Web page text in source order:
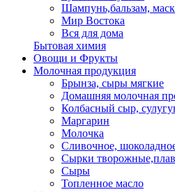
Шампунь,бальзам,
Мир Востока
Вся для дома
Бытовая химия
Овощи и Фрукты
Молочная продукция
Брынза, сыры мягкие
Домашняя молочная
Колбасный сыр,
Маргарин
Молочка
Сливочное,
Сырки
Сыры
Топленное масло